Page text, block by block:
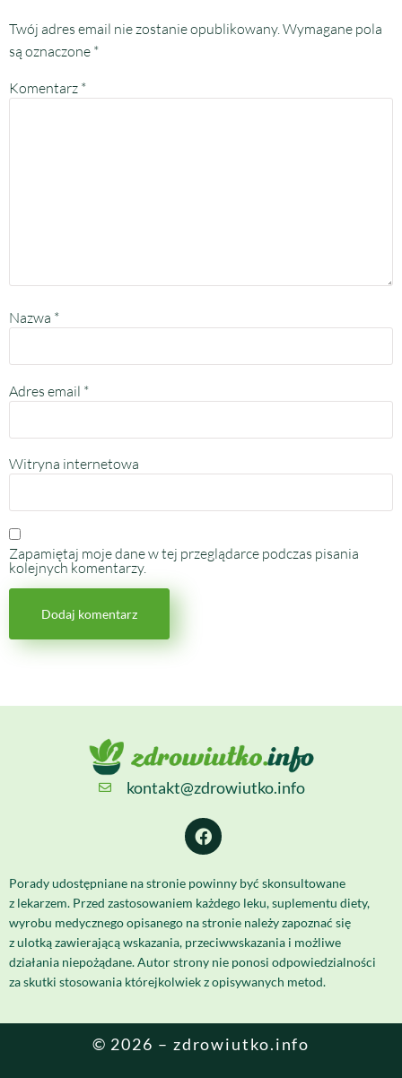
Twój adres email nie zostanie opublikowany. Wymagane pola
są oznaczone *
Komentarz *
Nazwa *
Adres email *
Witryna internetowa
Zapamiętaj moje dane w tej przeglądarce podczas pisania
kolejnych komentarzy.
kontakt@zdrowiutko.info
Porady udostępniane na stronie powinny być skonsultowane
z lekarzem. Przed zastosowaniem każdego leku, suplementu diety,
wyrobu medycznego opisanego na stronie należy zapoznać się
z ulotką zawierającą wskazania, przeciwwskazania i możliwe
działania niepożądane. Autor strony nie ponosi odpowiedzialności
za skutki stosowania którejkolwiek z opisywanych metod.
© 2026 – zdrowiutko.info